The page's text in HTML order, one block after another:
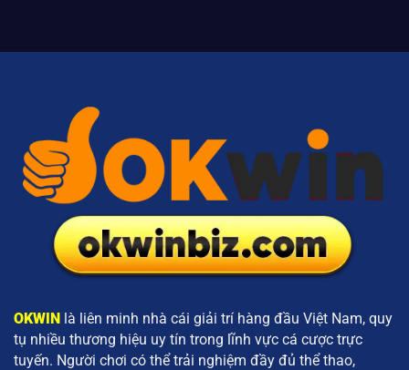
OKWIN là liên minh nhà cái giải trí hàng đầu Việt Nam, quy
tụ nhiều thương hiệu uy tín trong lĩnh vực cá cược trực
tuyến. Người chơi có thể trải nghiệm đầy đủ thể thao,